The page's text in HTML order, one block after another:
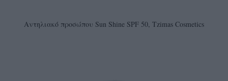
Αντηλιακό προσώπου Sun Shine SPF 50, Tzimas Cosmetics